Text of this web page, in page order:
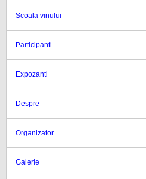
Scoala vinului
Participanti
Expozanti
Despre
Organizator
Galerie